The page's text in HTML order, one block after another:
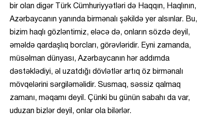
bir olan digər Türk Cümhuriyyətləri də Haqqın, Haqlının,
Azərbaycanın yanında birmənalı şəkildə yer alsınlar. Bu,
bizim haqlı gözləntimiz, eləcə də, onların sözdə deyil,
əməldə qardaşlıq borcları, görəvləridir. Eyni zamanda,
müsəlman dünyası, Azərbaycanın hər addımda
dəstəklədiyi, əl uzatdığı dövlətlər artıq öz birmənalı
mövqelərini sərgiləməlidir. Susmaq, səssiz qalmaq
zamanı, məqamı deyil. Çünki bu günün sabahı da var,
uduzan bizlər deyil, onlar ola bilərlər.